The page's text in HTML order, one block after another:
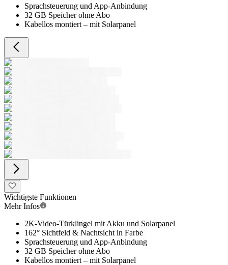
Sprachsteuerung und App-Anbindung
32 GB Speicher ohne Abo
Kabellos montiert – mit Solarpanel
Wichtigste Funktionen
Mehr Infos
2K-Video-Türklingel mit Akku und Solarpanel
162° Sichtfeld & Nachtsicht in Farbe
Sprachsteuerung und App-Anbindung
32 GB Speicher ohne Abo
Kabellos montiert – mit Solarpanel